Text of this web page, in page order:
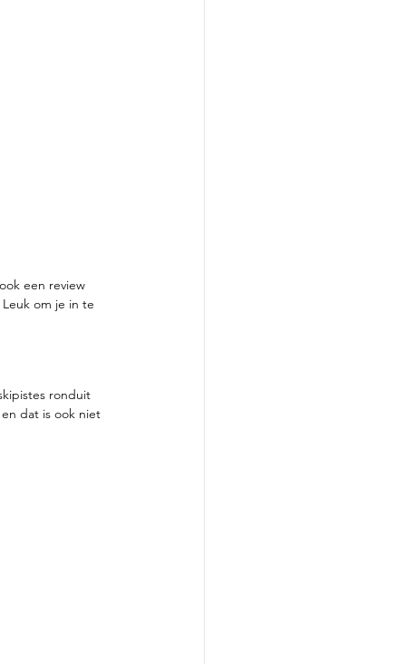
een review
Leuk om je in te
ronduit
dat is ook niet